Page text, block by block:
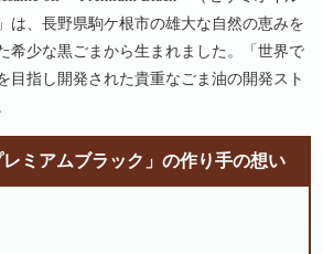
は、長野県駒ケ根市の雄大な自然の恵みを
希少な黒ごまから生まれました。「世界で
目指し開発された貴重なごま油の開発スト
レミアムブラック」の作り手の想い